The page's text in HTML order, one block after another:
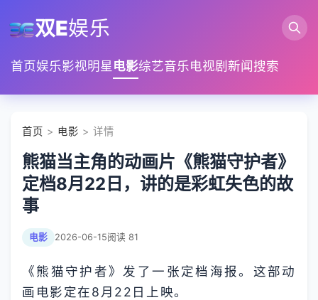
双E娱乐
首页娱乐影视明星电影综艺音乐电视剧 新闻搜索
首页 > 电影 > 详情
熊猫当主角的动画片《熊猫守护者》
定档8月22日，讲的是彩虹失色的故
事
电影 2026-06-15阅读 81
《熊猫守护者》发了一张定档海报。这部动
画电影定在8月22日上映。